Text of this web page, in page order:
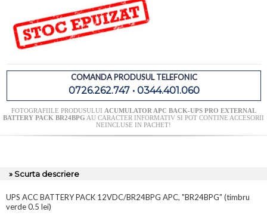
COMANDA PRODUSUL TELEFONIC
0726.262.747 • 0344.401.060
FOTOGRAFIILE PRODUSULUI ACUMULATOR APC BACK-UPS PRO EXTERNAL
BATTERY PACK BR24BPG AU CARACTER INFORMATIV SI POT CONTINE ACCESORII
NEINCLUSE IN PACHET!
» Scurta descriere
UPS ACC BATTERY PACK 12VDC/BR24BPG APC, "BR24BPG" (timbru
verde 0.5 lei)